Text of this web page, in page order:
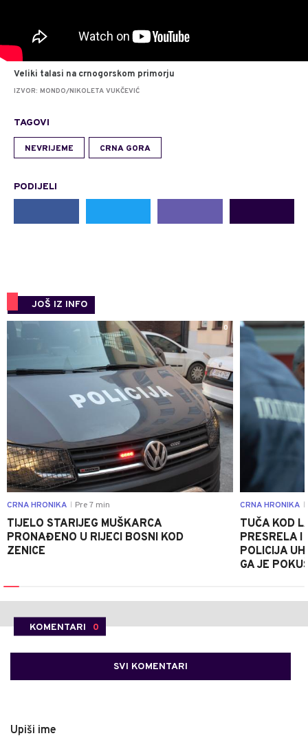
Veliki talasi na crnogorskom primorju
IZVOR: MONDO/NIKOLETA VUKČEVIĆ
TAGOVI
NEVRIJEME CRNA GORA
PODIJELI
JOŠ IZ INFO
0
CRNA HRONIKA Pre 7 min
TIJELO STARIJEG MUŠKARCA
PRONAĐENO U RIJECI BOSNI KOD
ZENICE
CRNA HRONIKA
TUČA KOD
PRESRELA I
POLICIJA
GA JE
KOMENTARI 0
SVI KOMENTARI
Upiši ime